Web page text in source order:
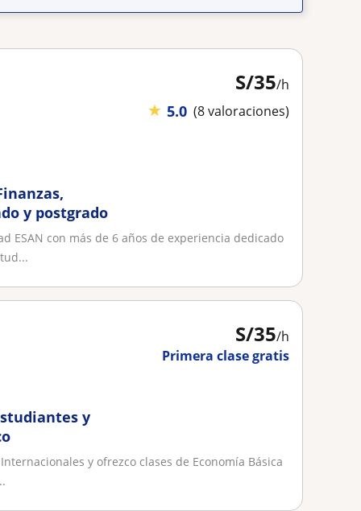
S/35/h
★ 5.0 (8 valoraciones)
y postgrado
ESAN con más de 6 años de experiencia dedicado
S/35/h
Primera clase gratis
y
y ofrezco clases de Economía Básica